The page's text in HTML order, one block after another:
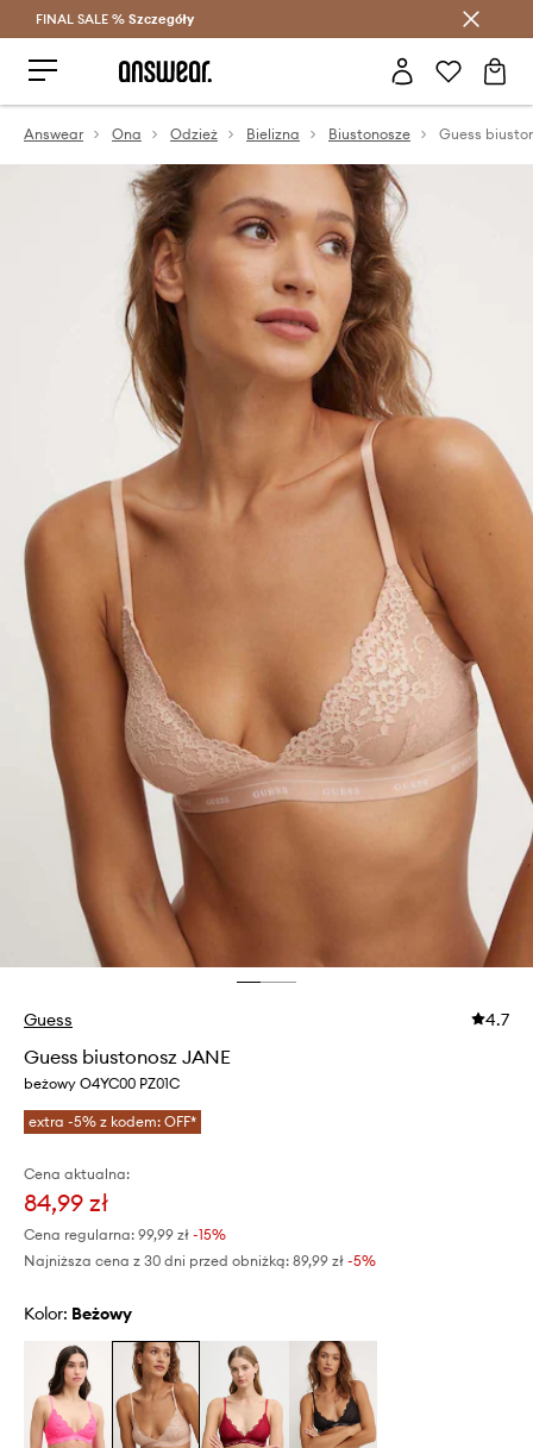
Oszczędzaj z Answear Club >
FINAL SALE % Szczegóły
Answear Ona Odzież Bielizna Biustonosze Guess
Guess 4.7
Guess biustonosz JANE
beżowy O4YC00 PZ01C
extra -5% z kodem: OFF*
Cena aktualna:
84,99 zł
Cena regularna: 99,99 zł -15%
Najniższa cena z 30 dni przed obniżką: 89,99 zł -5%
Kolor: beżowy